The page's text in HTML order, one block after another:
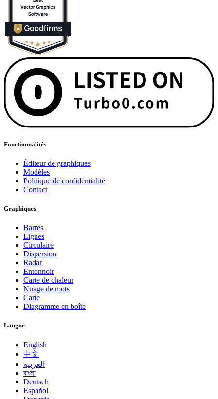
Fonctionnalités
Éditeur de graphiques
Modèles
Politique de confidentialité
Contact
Graphiques
Barres
Lignes
Circulaire
Dispersion
Radar
Entonnoir
Carte de chaleur
Nuage de mots
Carte
Diagramme en boîte
Langue
English
中文
العربية
বাংলা
Deutsch
Español